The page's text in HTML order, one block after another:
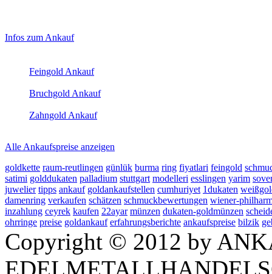
Sidebar
Infos zum Ankauf
Feingold Ankauf
Bruchgold Ankauf
Zahngold Ankauf
Alle Ankaufspreise anzeigen
goldkette raum-reutlingen günlük burma ring fiyatlari feingold
satimi golddukaten palladium stuttgart modelleri esslingen yarim
juwelier tipps ankauf goldankaufstellen cumhuriyet 1dukaten
damenring verkaufen schätzen schmuckbewertungen wiener-
inzahlung ceyrek kaufen 22ayar münzen dukaten-goldmünzen
ohrringe preise goldankauf erfahrungsberichte ankaufspreise bilzik
Copyright © 2012 by